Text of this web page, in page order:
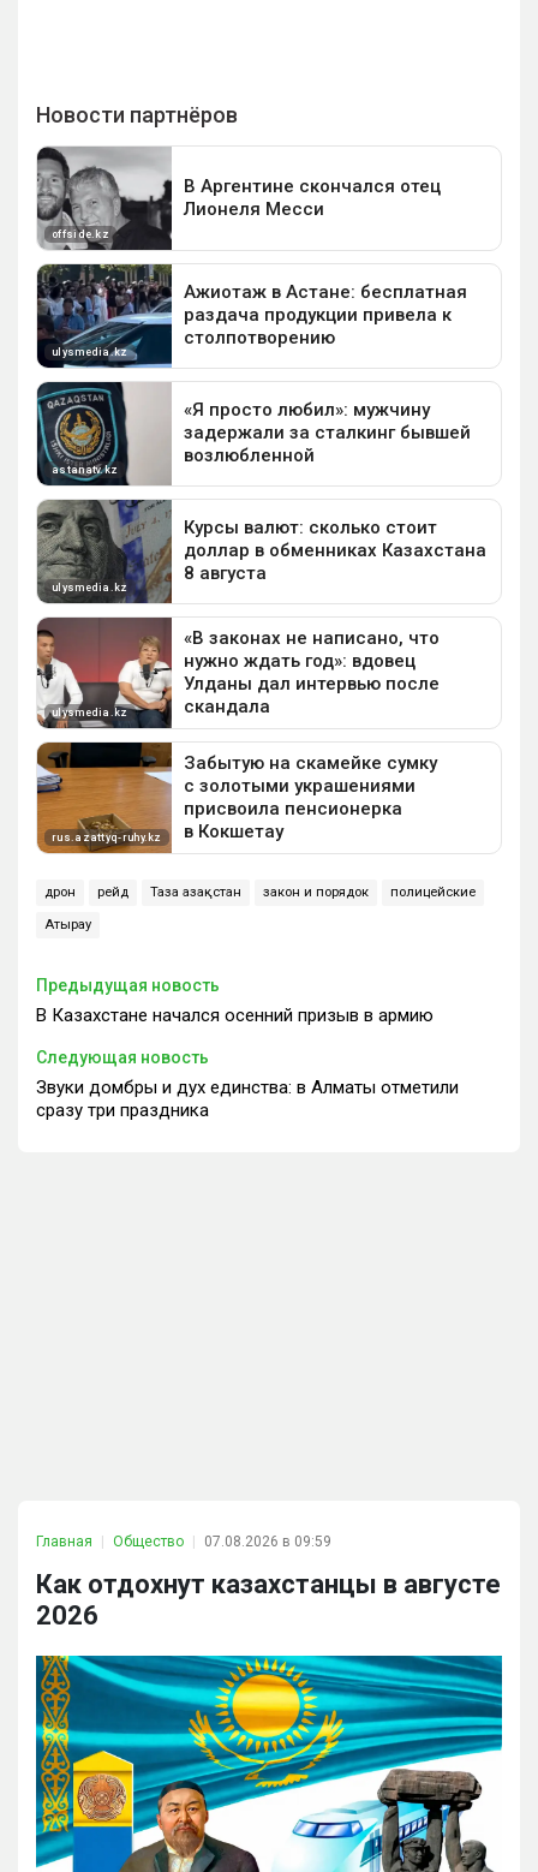
дрон рейд Таза Қазақстан закон и порядок полицейские
Атырау
Предыдущая новость
В Казахстане начался осенний призыв в армию
Следующая новость
Звуки домбры и дух единства: в Алматы отметили
сразу три праздника
Главная Общество 07.08.2026 в 09:59
Как отдохнут казахстанцы в августе
2026